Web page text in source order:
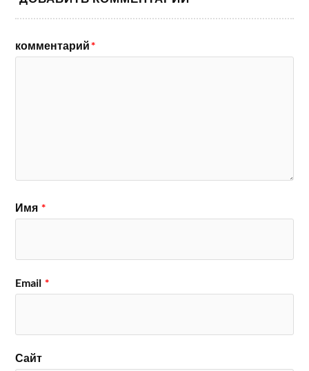
комментарий*
Имя *
Email *
Сайт